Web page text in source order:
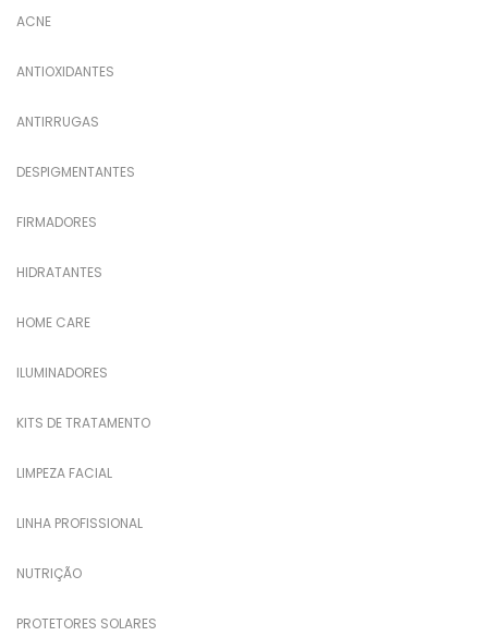
ACNE
ANTIOXIDANTES
ANTIRRUGAS
DESPIGMENTANTES
FIRMADORES
HIDRATANTES
HOME CARE
ILUMINADORES
KITS DE TRATAMENTO
LIMPEZA FACIAL
LINHA PROFISSIONAL
NUTRIÇÃO
PROTETORES SOLARES